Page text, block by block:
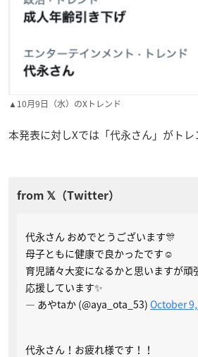
▲10月9日（水）のXトレンド
本発表に対しXでは「代永さん」がトレ
代永さん おめでとうございます🎊
母子ともに健康で良かったです☺️
育児諸々大変になるかと思いますが頑
応援しています✨
— あやtaか (@aya_ota_53) October
代永さん！お疲れ様です！！